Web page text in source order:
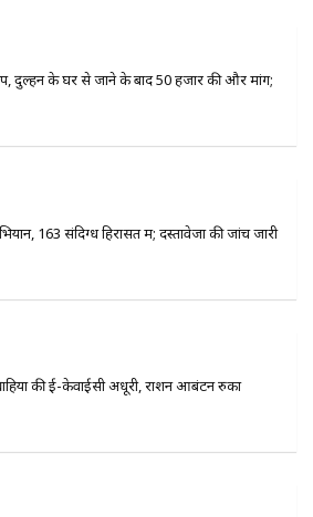
दुल्हन के घर से जाने के बाद 50 हजार की और मांग;
163 संदिग्ध हिरासत में; दस्तावेजों की जांच जारी
की ई-केवाईसी अधूरी, राशन आबंटन रुका